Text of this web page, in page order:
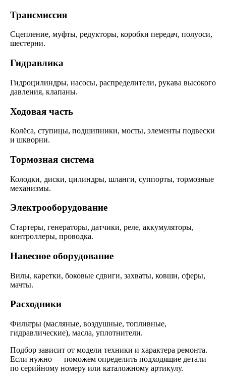
Трансмиссия
Сцепление, муфты, редукторы, коробки передач, полуоси,
шестерни.
Гидравлика
Гидроцилиндры, насосы, распределители, рукава высокого
давления, клапаны.
Ходовая часть
Колёса, ступицы, подшипники, мосты, элементы подвески
и шкворни.
Тормозная система
Колодки, диски, цилиндры, шланги, суппорты, тормозные
механизмы.
Электрооборудование
Стартеры, генераторы, датчики, реле, аккумуляторы,
контроллеры, проводка.
Навесное оборудование
Вилы, каретки, боковые сдвиги, захваты, ковши, сферы,
мачты.
Расходники
Фильтры (масляные, воздушные, топливные,
гидравлические), масла, уплотнители.
Подбор зависит от модели техники и характера ремонта.
Если нужно — поможем определить подходящие детали
по серийному номеру или каталожному артикулу.